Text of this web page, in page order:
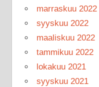
marraskuu 2022
syyskuu 2022
maaliskuu 2022
tammikuu 2022
lokakuu 2021
syyskuu 2021